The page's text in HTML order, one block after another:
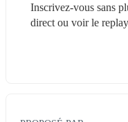
Inscrivez-vous sans
direct ou voir le